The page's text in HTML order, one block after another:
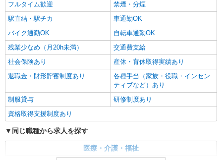
フルタイム歓迎
禁煙・分煙
駅直結・駅チカ
車通勤OK
バイク通勤OK
自転車通勤OK
残業少なめ（月20h未満）
交通費支給
社会保険あり
産休・育休取得実績あり
退職金・財形貯蓄制度あり
各種手当（家族・役職・インセン
ティブなど）あり
制服貸与
研修制度あり
資格取得支援制度あり
同じ職種から求人を探す
医療・介護・福祉